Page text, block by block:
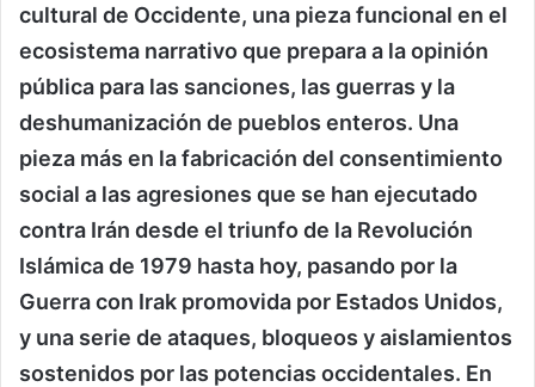
cultural de Occidente, una pieza funcional en el
ecosistema narrativo que prepara a la opinión
pública para las sanciones, las guerras y la
deshumanización de pueblos enteros. Una
pieza más en la fabricación del consentimiento
social a las agresiones que se han ejecutado
contra Irán desde el triunfo de la Revolución
Islámica de 1979 hasta hoy, pasando por la
Guerra con Irak promovida por Estados Unidos,
y una serie de ataques, bloqueos y aislamientos
sostenidos por las potencias occidentales. En